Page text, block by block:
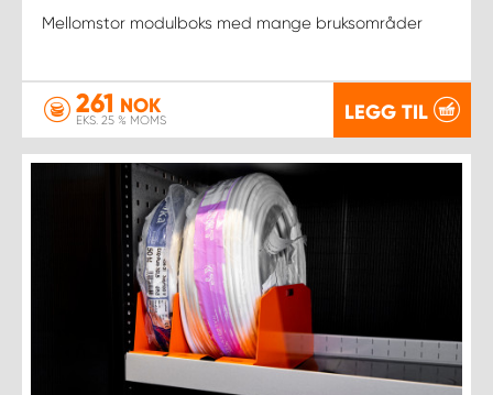
Mellomstor modulboks med mange bruksområder
261 NOK
EKS. 25 % MOMS LEGG TIL